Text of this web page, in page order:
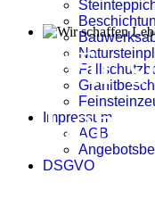
Impressum
AGB
DSGVO
Wir